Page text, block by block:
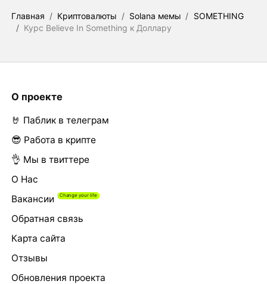
Главная / Криптовалюты / Solana мемы / SOMETHING
/ Курс Believe In Something к Доллару
О проекте
🤘 Паблик в телеграм
😎 Работа в крипте
👌 Мы в твиттере
О Нас
Вакансии
Обратная связь
Карта сайта
Отзывы
Обновления проекта